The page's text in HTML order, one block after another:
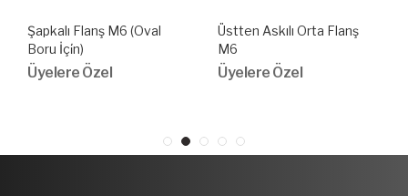
Şapkalı Flanş M6 (Oval
Boru İçi̇n)
Üyelere Özel
Üstten Askılı Orta Flanş
M6
Üyelere Özel